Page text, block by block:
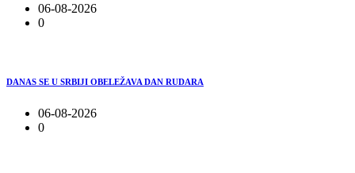
06-08-2026
0
DANAS SE U SRBIJI OBELEŽAVA DAN RUDARA
06-08-2026
0